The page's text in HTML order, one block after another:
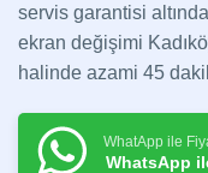
servis garantisi
ekran değişimi
halinde azami 45
WhatApp ile
WhatsApp